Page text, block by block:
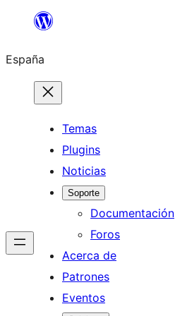
Saltar
contenido
España
Temas
Plugins
Noticias
Soporte
Documentación
Foros
Acerca de
Patrones
Eventos